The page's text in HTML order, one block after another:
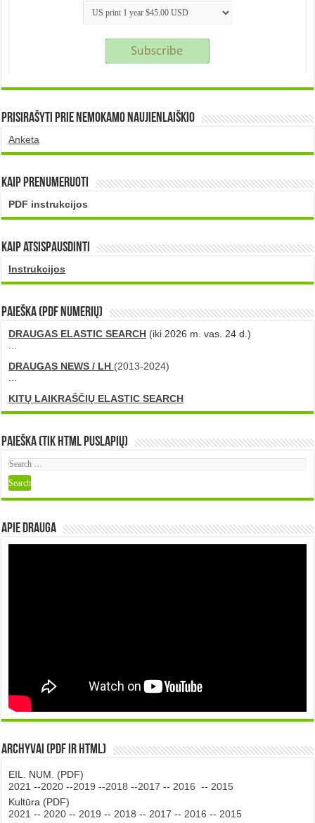
Prisirašyti prie nemokamo naujienlaiškio
Anketa
Kaip prenumeruoti
PDF instrukcijos
Kaip atsispausdinti
Instrukcijos
PAIEŠKA (PDF numerių)
DRAUGAS ELASTIC SEARCH (iki 2026 m. vas. 24 d.)
DRAUGAS NEWS / LH (2013-2024)
KITŲ LAIKRAŠČIŲ ELASTIC SEARCH
Paieška (tik HTML puslapių)
Apie DRAUGA
Archyvai (PDF ir HTML)
EIL. NUM. (PDF)
2021 --2020 --2019 --2018 --2017 -- 2016 -- 2015
Kultūra (PDF)
2021 -- 2020 -- 2019 -- 2018 -- 2017 -- 2016 -- 2015